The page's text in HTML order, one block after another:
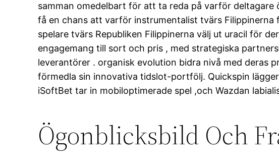
samman omedelbart för att ta reda på varför
få en chans att varför instrumentalist tvärs
spelare tvärs Republiken Filippinerna välj ut uracil för
engagemang till sort och pris , med strategiska
leverantörer . organisk evolution bidra nivå med deras
förmedla sin innovativa tidslot-portfölj. Quickspin
iSoftBet tar in mobiloptimerade spel ,och Wazdan
Ögonblicksbild Och